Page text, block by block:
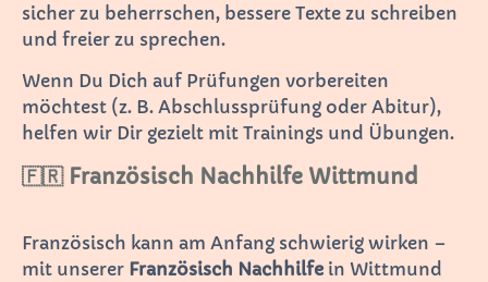
sicher zu beherrschen, bessere Texte zu schreiben
und freier zu sprechen.
Wenn Du Dich auf Prüfungen vorbereiten
möchtest (z. B. Abschlussprüfung oder Abitur),
helfen wir Dir gezielt mit Trainings und Übungen.
🇫🇷 Französisch Nachhilfe Wittmund
Französisch kann am Anfang schwierig wirken –
mit unserer Französisch Nachhilfe in Wittmund